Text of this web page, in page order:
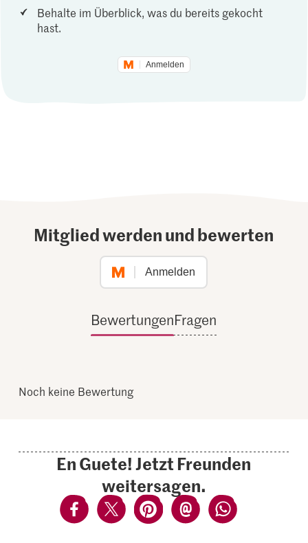
Behalte im Überblick, was du bereits gekocht
hast.
Anmelden
Mitglied werden und bewerten
Anmelden
BewertungenFragen
Noch keine Bewertung
En Guete! Jetzt Freunden
weitersagen.